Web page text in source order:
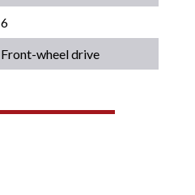
6
Front-wheel drive